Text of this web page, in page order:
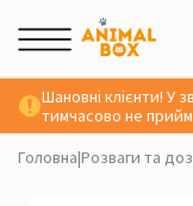
Шановні клієнти! У
тимчасово не
Головна|Розваги та